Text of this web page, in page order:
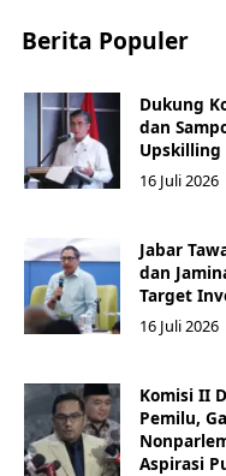
Berita Populer
Dukung
dan
Upskilling
16 Juli 2026
Jabar
dan
Target
16 Juli 2026
Komisi II
Pemilu,
Aspirasi